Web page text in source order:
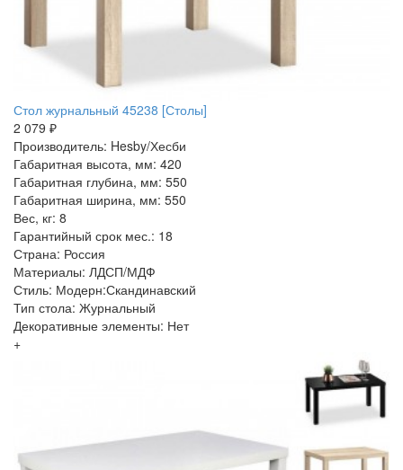
Стол журнальный 45238 [Столы]
2 079 ₽
Производитель: Hesby/Хесби
Габаритная высота, мм: 420
Габаритная глубина, мм: 550
Габаритная ширина, мм: 550
Вес, кг: 8
Гарантийный срок мес.: 18
Страна: Россия
Материалы: ЛДСП/МДФ
Стиль: Модерн:Скандинавский
Тип стола: Журнальный
Декоративные элементы: Нет
+